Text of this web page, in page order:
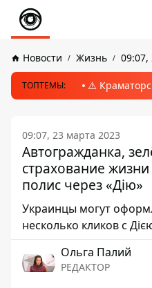
Новости Жизнь
ТОПТЕМЫ: ⚠️
09:07, 23 марта 2023
Автогражданка,
страхование
полис через «Дію»
Украинцы могут
несколько кликов с
Ольга Палий
РЕДАКТОР